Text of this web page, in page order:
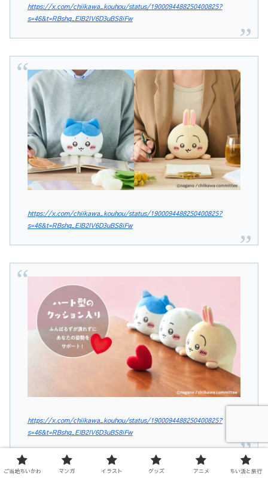
https://x.com/chiikawa_kouhou/status/1900094488250400825?
s=46&t=RBshq_EIB2IV6D3uBS8iFw
https://x.com/chiikawa_kouhou/status/1900094488250400825?
s=46&t=RBshq_EIB2IV6D3uBS8iFw
https://x.com/chiikawa_kouhou/status/1900094488250400825?
s=46&t=RBshq_EIB2IV6D3uBS8iFw
ご当地ちいかわ マンガ イラスト グッズ アニメ ちい活と旅行